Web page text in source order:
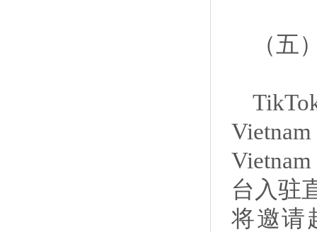
（五
台入驻
将邀请